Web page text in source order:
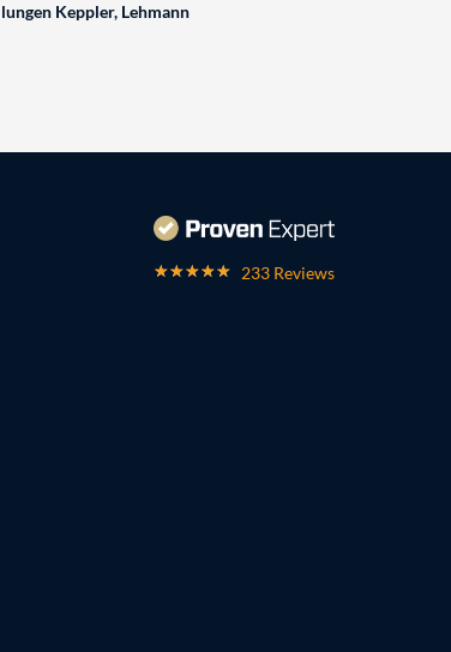
Keppler, Lehmann
233 Reviews